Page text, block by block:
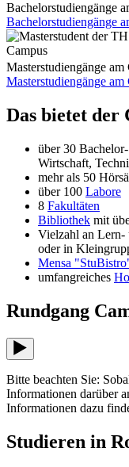
Bachelorstudiengänge
Bachelorstudiengänge
Masterstudiengänge
Masterstudiengänge
Das bietet der
über 30
Wirtschaft,
mehr als 50
über 100 Labore
8 Fakultäten
Bibliothek mit
Vielzahl an Lern-
oder in
Mensa
umfangreiches
Rundgang
Bitte beachten Sie:
Informationen darüber
Informationen dazu
Studieren in